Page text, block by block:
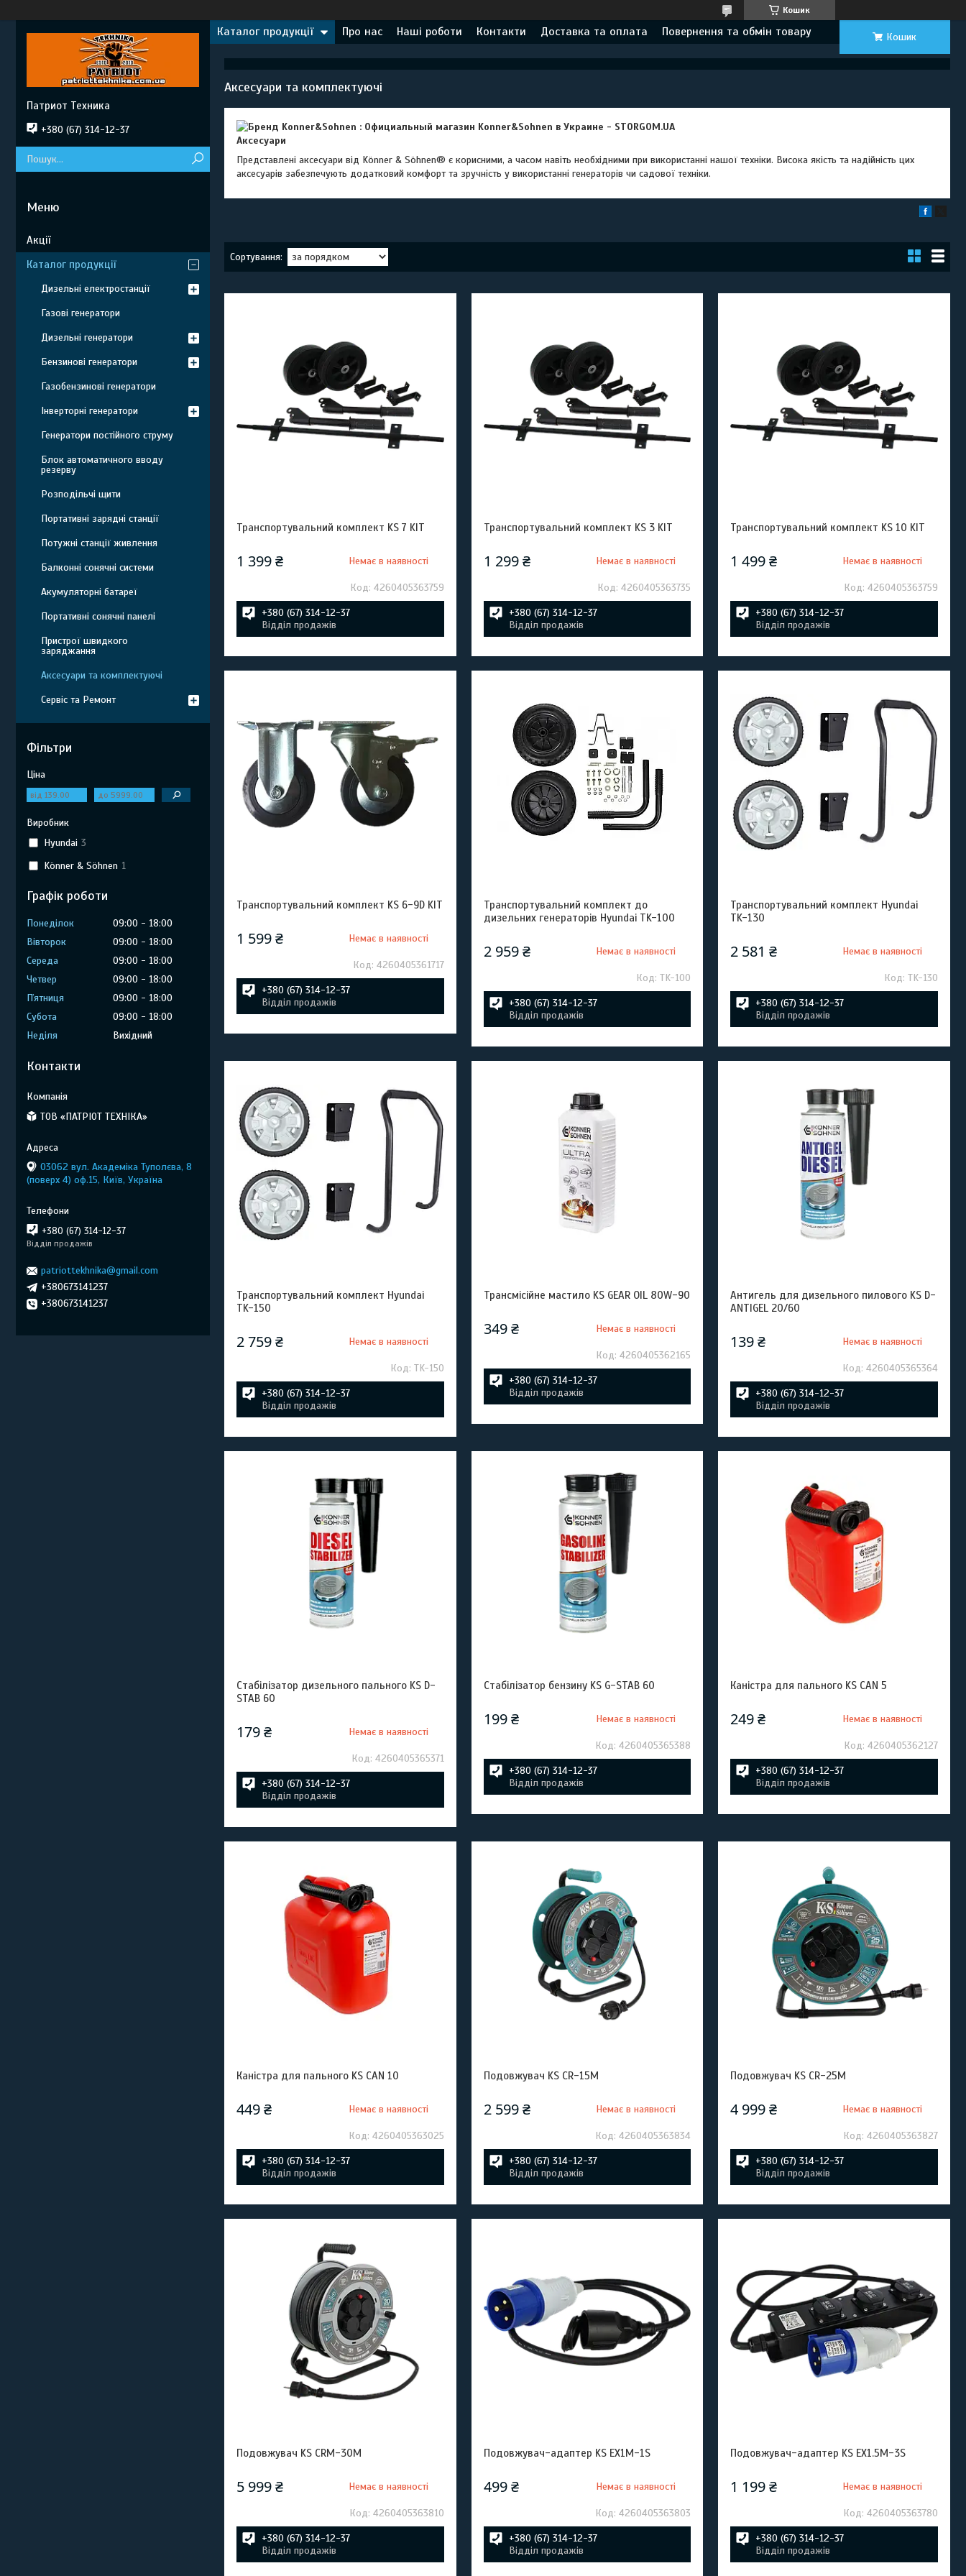
Кошик
Каталог продукції Про нас Наші роботи Контакти Доставка та оплата Повернення та обмін товару Кошик
Аксесуари та комплектуючі
Аксесуари
Представлені аксесуари від Könner & Söhnen® є корисними, а часом навіть необхідними при використанні нашої техніки. Висока якість та надійність цих
аксесуарів забезпечують додатковий комфорт та зручність у використанні генераторів чи садової техніки.
Транспортувальний комплект KS 7 KIT
1 399 ₴ Немає в наявності
4260405363759
+380 (67) 314-12-37
Відділ продажів
Транспортувальний комплект KS 3 KIT
1 299 ₴ Немає в наявності
4260405363735
+380 (67) 314-12-37
Відділ продажів
Транспортувальний комплект KS 10 KIT
1 499 ₴ Немає в наявності
4260405363759
+380 (67) 314-12-37
Відділ продажів
Транспортувальний комплект KS 6-9D KIT
1 599 ₴ Немає в наявності
4260405361717
+380 (67) 314-12-37
Відділ продажів
Транспортувальний комплект до
дизельних генераторів Hyundai TK-100
2 959 ₴ Немає в наявності
TK-100
+380 (67) 314-12-37
Відділ продажів
Транспортувальний комплект Hyundai
TK-130
2 581 ₴ Немає в наявності
TK-130
+380 (67) 314-12-37
Відділ продажів
Транспортувальний комплект Hyundai
TK-150
2 759 ₴ Немає в наявності
TK-150
+380 (67) 314-12-37
Відділ продажів
Трансмісійне мастило KS GEAR OIL 80W-90
349 ₴ Немає в наявності
4260405362165
+380 (67) 314-12-37
Відділ продажів
Aнтигель для дизельного пилового KS D-
ANTIGEL 20/60
139 ₴ Немає в наявності
4260405365364
+380 (67) 314-12-37
Відділ продажів
Стабілізатор дизельного пального KS D-
STAB 60
179 ₴ Немає в наявності
4260405365371
+380 (67) 314-12-37
Відділ продажів
Стабілізатор бензину KS G-STAB 60
199 ₴ Немає в наявності
4260405365388
+380 (67) 314-12-37
Відділ продажів
Каністра для пального KS CAN 5
249 ₴ Немає в наявності
4260405362127
+380 (67) 314-12-37
Відділ продажів
Каністра для пального KS CAN 10
449 ₴ Немає в наявності
4260405363025
+380 (67) 314-12-37
Відділ продажів
Подовжувач KS CR-15M
2 599 ₴ Немає в наявності
4260405363834
+380 (67) 314-12-37
Відділ продажів
Подовжувач KS CR-25M
4 999 ₴ Немає в наявності
4260405363827
+380 (67) 314-12-37
Відділ продажів
Подовжувач KS CRM-30M
5 999 ₴ Немає в наявності
4260405363810
+380 (67) 314-12-37
Відділ продажів
Подовжувач-адаптер KS EX1M-1S
499 ₴ Немає в наявності
4260405363803
+380 (67) 314-12-37
Відділ продажів
Подовжувач-адаптер KS EX1.5M-3S
1 199 ₴ Немає в наявності
4260405363780
+380 (67) 314-12-37
Відділ продажів
Патриот Техника
+380 (67) 314-12-37
Акції
Каталог продукції
Дизельні електростанції
Газові генератори
Дизельні генератори
Бензинові генератори
Газобензинові генератори
Інверторні генератори
Генератори постійного струму
Блок автоматичного вводу
резерву
Розподільчі щити
Портативні зарядні станції
Потужні станції живлення
Балконні сонячні системи
Aкумуляторні батареї
Портативні сонячні панелі
Пристрої швидкого
заряджання
Аксесуари та комплектуючі
Сервіс та Ремонт
Фільтри
Ціна
Виробник
Hyundai 3
Könner & Söhnen 1
Графік роботи
Понеділок 09:00
18:00
Вівторок
09:00
18:00
Середа
09:00
18:00
Четвер
09:00
18:00
Пʼятниця
09:00
18:00
Субота
09:00
18:00
Неділя
Вихідний
Контакти
ТОВ «ПАТРІОТ ТЕХНІКА»
03062 вул. Академіка Туполєва, 8
(поверх 4) оф.15, Київ, Україна
+380 (67) 314-12-37
Відділ продажів
patriottekhnika@gmail.com
+380673141237
+380673141237